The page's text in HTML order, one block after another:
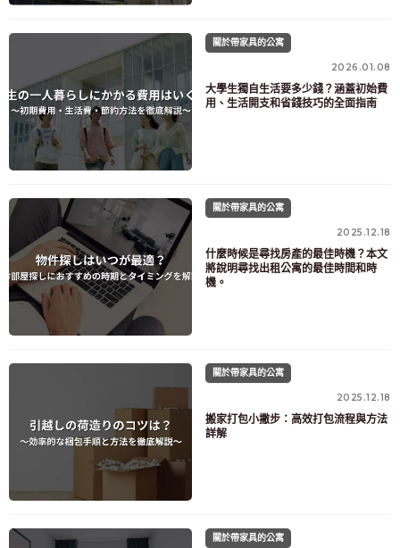
關於帶家具的公寓
2026.01.08
大學生獨自生活要多少錢？涵蓋初始費
用、生活開支和省錢技巧的全面指南
關於帶家具的公寓
2025.12.18
什麼時候是尋找房產的最佳時機？本文
將說明尋找出租公寓的最佳時間和時
機。
關於帶家具的公寓
2025.12.18
搬家打包小撇步：高效打包流程與方法
詳解
關於帶家具的公寓